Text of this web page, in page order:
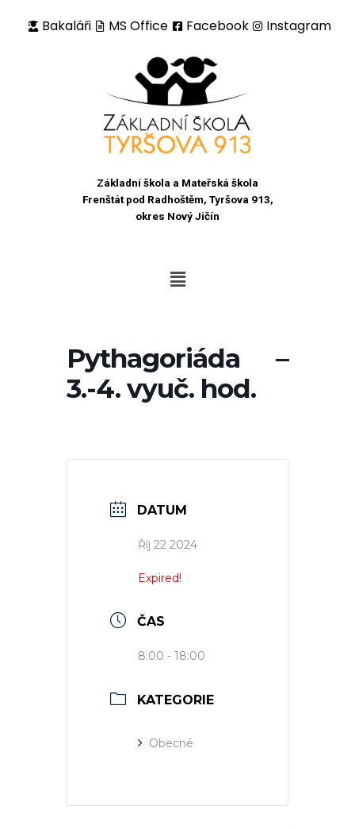
Bakaláři MS Office Facebook Instagram
Základní škola a Mateřská škola
Frenštát pod Radhoštěm, Tyršova 913,
okres Nový Jičín
Pythagoriáda –
3.-4. vyuč. hod.
DATUM
Říj 22 2024
Expired!
ČAS
8:00 - 18:00
KATEGORIE
Obecné